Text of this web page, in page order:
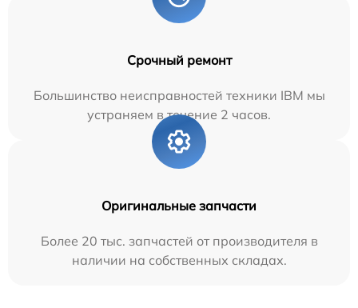
Срочный ремонт
Большинство неисправностей техники IBM мы
устраняем в течение 2 часов.
Оригинальные запчасти
Более 20 тыс. запчастей от производителя в
наличии на собственных складах.